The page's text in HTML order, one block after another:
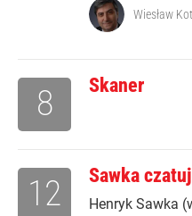
Wiesław Kot
Skaner
8
Sawka
Henryk Sawka
12